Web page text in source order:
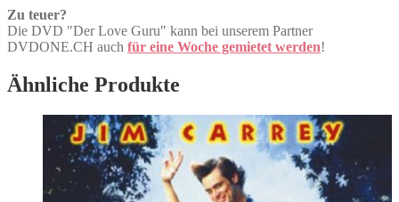
Zu teuer?
Die DVD "Der Love Guru" kann bei unserem Partner
DVDONE.CH auch für eine Woche gemietet werden!
Ähnliche Produkte